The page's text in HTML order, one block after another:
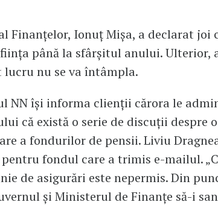
Finanțelor, Ionuț Mișa, a declarat joi
până la sfârșitul anului. Ulterior,
lucru nu se va întâmpla.
NN își informa clienții cărora le
că există o serie de discuții despre o
a fondurilor de pensii. Liviu
fondul care a trimis e-mailul.
de asigurări este nepermis. Din
și Ministerul de Finanțe să-i